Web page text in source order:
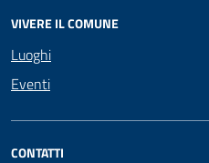
VIVERE IL COMUNE
Luoghi
Eventi
CONTATTI